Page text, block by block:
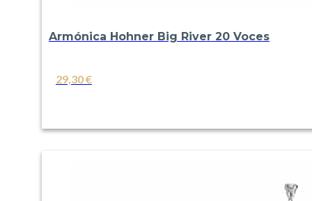
Armónica Hohner Big River 20 Voces
29,30€